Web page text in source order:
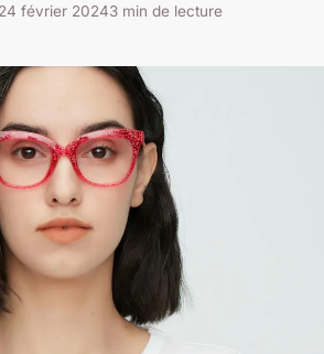
février 20243 min de lecture